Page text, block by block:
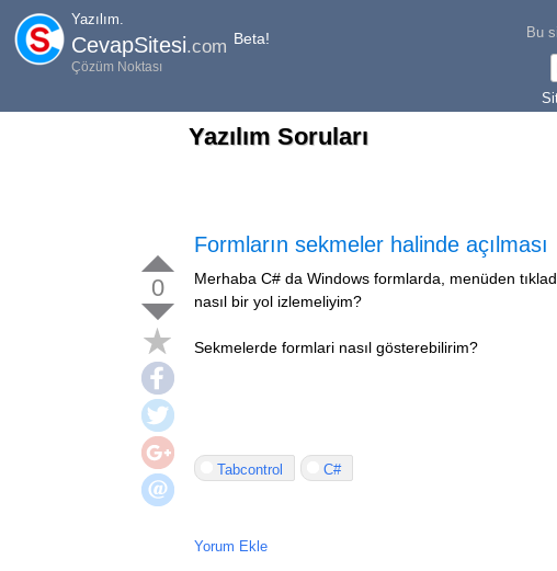
Yazılım.
CevapSitesi.com Beta!
Çözüm Noktası
Bu
Yazılım Soruları
0
Formların sekmeler halinde açılması
Merhaba C# da Windows formlarda, menüden
nasıl bir yol izlemeliyim?
Sekmelerde formlari nasıl gösterebilirim?
Tabcontrol C#
Yorum Ekle